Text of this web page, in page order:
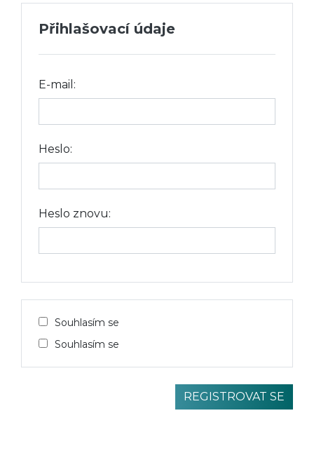
Přihlašovací údaje
E-mail:
Heslo:
Heslo znovu:
Souhlasím se
Souhlasím se